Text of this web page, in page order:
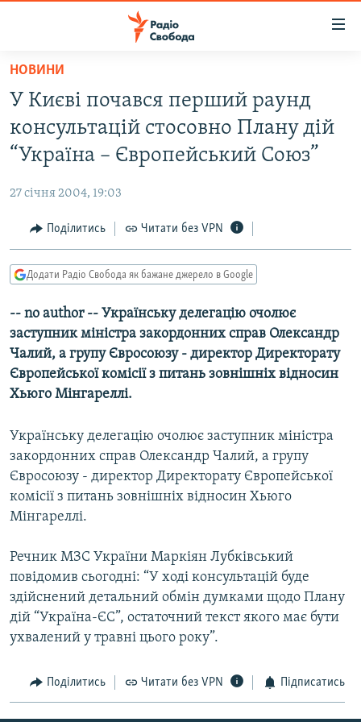
Перейти
основного
матеріалу
Перейти
основної
Перейти
до
пошуку
СТАТТІ
СУСПІЛЬСТВО
УКРАЇНА
СВІТ
РОСІЙСЬКА «ФІЛЬТРАЦІЯ»
ДОНБАС.РЕАЛІЇ
ТИ ЯК?
СХЕМИ
КИТАЙ.ВИКЛИКИ
МУЛЬТИМЕДІА
СПЕЦПРОЄКТИ
ПОДКАСТИ
УКР
КТАТ
ДОЛУЧАЙСЯ!
НОВИНИ
У Києві почався перший раунд
консультацій стосовно Плану дій
“Україна – Європейський Союз”
27 січня 2004, 19:03
Поділитись Читати без VPN
Додати Радіо Свобода як бажане джерело в Google
-- no author -- Українську делегацію очолює
заступник міністра закордонних справ Олександр
Чалий, а групу Євросоюзу - директор Директорату
Європейської комісії з питань зовнішніх відносин
Хьюго Мінгареллі.
Українську делегацію очолює заступник міністра
закордонних справ Олександр Чалий, а групу
Євросоюзу - директор Директорату Європейської
комісії з питань зовнішніх відносин Хьюго
Мінгареллі.
Речник МЗС України Маркіян Лубківський
повідомив сьогодні: “У ході консультацій буде
здійснений детальний обмін думками щодо Плану
дій “Україна-ЄС”, остаточний текст якого має бути
ухвалений у травні цього року”.
Поділитись Читати без VPN Підписатись